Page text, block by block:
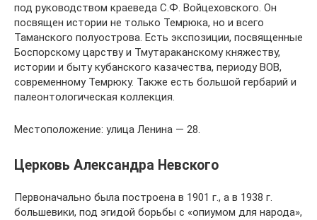
под руководством краеведа С.Ф. Войцеховского. Он
посвящен истории не только Темрюка, но и всего
Таманского полуострова. Есть экспозиции, посвященные
Боспорскому царству и Тмутараканскому княжеству,
истории и быту кубанского казачества, периоду ВОВ,
современному Темрюку. Также есть большой гербарий и
палеонтологическая коллекция.
Местоположение: улица Ленина — 28.
Церковь Александра Невского
Первоначально была построена в 1901 г., а в 1938 г.
большевики, под эгидой борьбы с «опиумом для народа»,